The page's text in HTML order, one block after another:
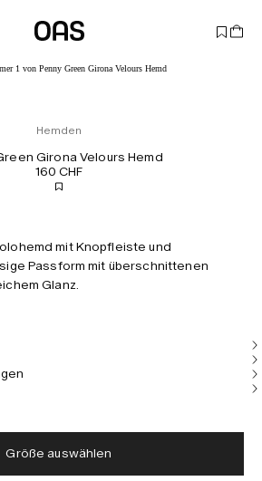
Hemden
Girona Velours Hemd
160 CHF
mit Knopfleiste und
Passform mit überschnittenen
Glanz.
Größe auswählen